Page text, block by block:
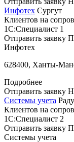
Инфотех Сургут
Клиентов на
1С:Специалист 1
Отправить заявку
Инфотех
628400, Ханты-
Подробнее
Отправить заявку
Системы учета
Клиентов на
1С:Специалист 2
Отправить заявку
Системы учета